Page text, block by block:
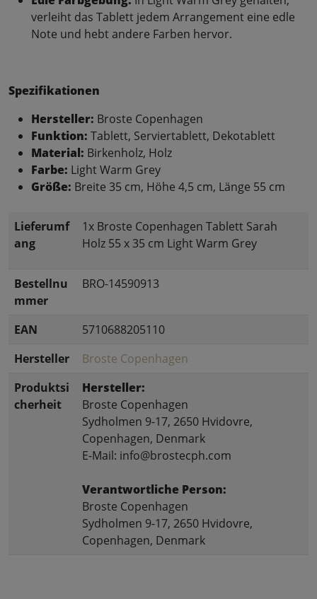
verleiht das Tablett jedem Arrangement eine edle
Note und hebt andere Farben hervor.
Spezifikationen
Hersteller: Broste Copenhagen
Funktion: Tablett, Serviertablett, Dekotablett
Material: Birkenholz, Holz
Farbe: Light Warm Grey
Größe: Breite 35 cm, Höhe 4,5 cm, Länge 55 cm
Lieferumf
ang
1x Broste Copenhagen Tablett Sarah
Holz 55 x 35 cm Light Warm Grey
Bestellnu
mmer
BRO-14590913
EAN
5710688205110
Hersteller
Broste Copenhagen
Produktsi
cherheit
Hersteller:
Broste Copenhagen
Sydholmen 9-17, 2650 Hvidovre,
Copenhagen, Denmark
E-Mail: info@brostecph.com
Verantwortliche Person:
Broste Copenhagen
Sydholmen 9-17, 2650 Hvidovre,
Copenhagen, Denmark